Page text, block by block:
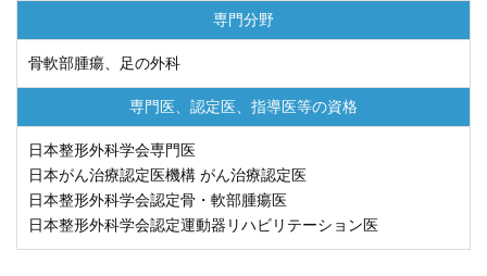
専門分野
骨軟部腫瘍、足の外科
専門医、認定医、 指導医等の資格
日本整形外科学会専門医
日本がん治療認定医機構 がん治療認定医
日本整形外科学会認定骨・軟部腫瘍医
日本整形外科学会認定運動器リハビリテーション医